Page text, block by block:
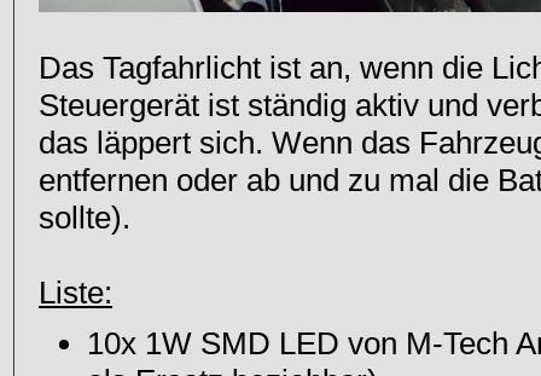
Das Tagfahrlicht ist an, wenn die
Steuergerät ist ständig aktiv und
das läppert sich. Wenn das
entfernen oder ab und zu mal die
sollte).
Liste:
10x 1W SMD LED von M-Tech